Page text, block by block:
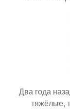
Два года
тяжёлые,